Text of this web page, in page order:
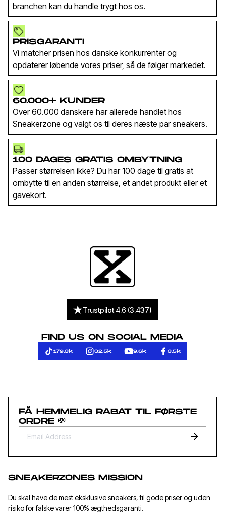
branchen kan du handle trygt hos os.
PRISGARANTI
Vi matcher prisen hos danske konkurrenter og
opdaterer løbende vores priser, så de følger markedet.
60.000+ KUNDER
Over 60.000 danskere har allerede handlet hos
Sneakerzone og valgt os til deres næste par sneakers.
100 DAGES GRATIS OMBYTNING
Passer størrelsen ikke? Du har 100 dage til gratis at
ombytte til en anden størrelse, et andet produkt eller et
gavekort.
Trustpilot 4.6 (3.437)
FIND US ON SOCIAL MEDIA
179.3k 32.5k 9.6k 3.5k
FÅ HEMMELIG RABAT TIL FØRSTE
ORDRE 💸
SNEAKERZONES MISSION
Du skal have de mest eksklusive sneakers, til gode priser og uden
risiko for falske varer 100% ægthedsgaranti.